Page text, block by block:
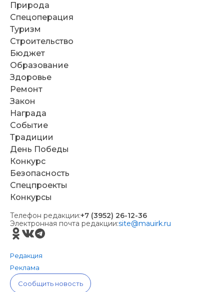
Природа
Спецоперация
Туризм
Строительство
Бюджет
Образование
Здоровье
Ремонт
Закон
Награда
Событие
Традиции
День Победы
Конкурс
Безопасность
Спецпроекты
Конкурсы
Телефон редакции:+7 (3952) 26-12-36
Электронная почта редакции:site@mauirk.ru
Редакция
Реклама
Сообщить новость